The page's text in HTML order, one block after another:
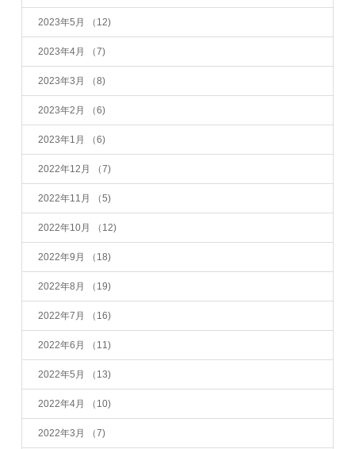
2023年5月 （12)
2023年4月 （7)
2023年3月 （8)
2023年2月 （6)
2023年1月 （6)
2022年12月 （7)
2022年11月 （5)
2022年10月 （12)
2022年9月 （18)
2022年8月 （19)
2022年7月 （16)
2022年6月 （11)
2022年5月 （13)
2022年4月 （10)
2022年3月 （7)